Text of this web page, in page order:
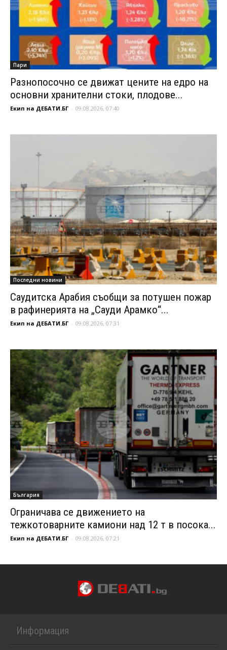
Пари
Разнопосочно се движат цените на едро на
основни хранителни стоки, плодове...
Екип на ДЕБАТИ.БГ - 09.08.2026, 07:40
Последни новини
Саудитска Арабия съобщи за потушен пожар
в рафинерията на „Сауди Арамко“...
Екип на ДЕБАТИ.БГ - 09.08.2026, 07:31
България
Ограничава се движението на
тежкотоварните камиони над 12 т в посока...
Екип на ДЕБАТИ.БГ - 09.08.2026, 07:21
Информация